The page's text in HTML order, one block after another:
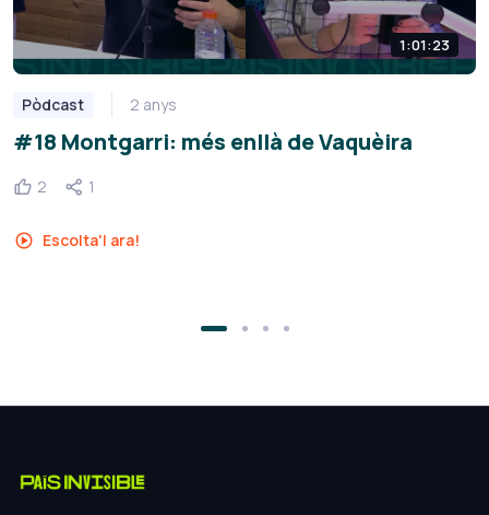
1:01:23
Pòdcast 2 anys
#18 Montgarri: més enllà de Vaquèira
2 1
Escolta'l ara!